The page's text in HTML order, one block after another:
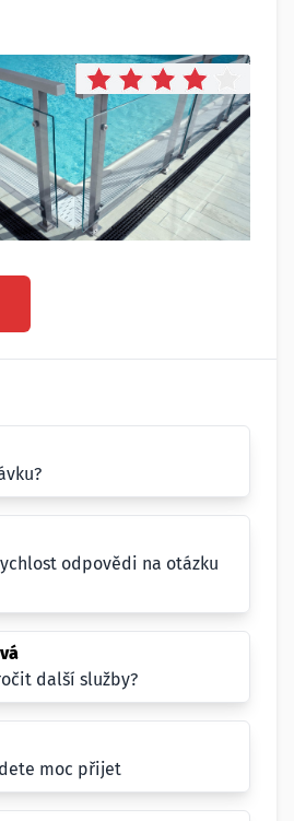
odpovědi na otázku
další služby?
moc přijet